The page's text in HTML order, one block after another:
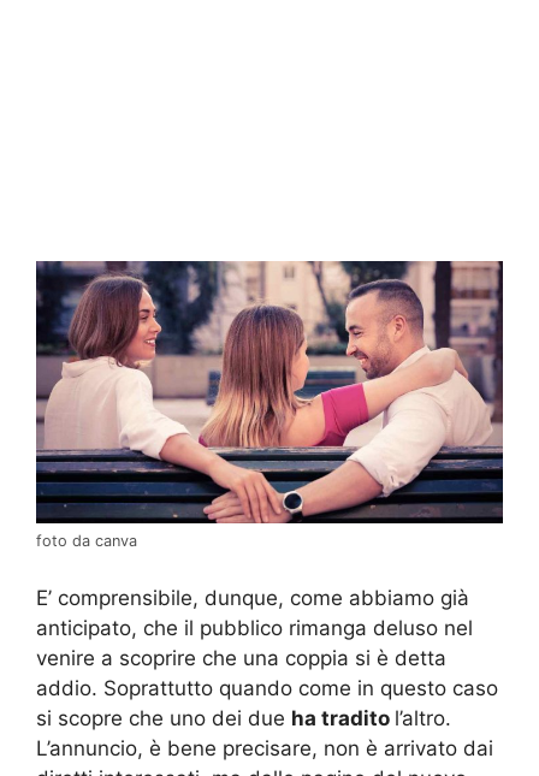
foto da canva
E’ comprensibile, dunque, come abbiamo già
anticipato, che il pubblico rimanga deluso nel
venire a scoprire che una coppia si è detta
addio. Soprattutto quando come in questo caso
si scopre che uno dei due ha tradito l’altro.
L’annuncio, è bene precisare, non è arrivato dai